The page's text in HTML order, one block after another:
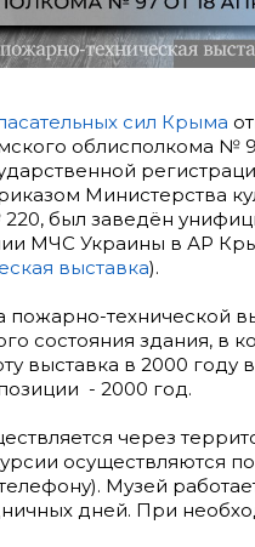
сил Крыма
облисполкома №
Министерства
был заведён
МЧС Украины в АР
выставка).
пожарно-технической
состояния здания, в
выставка в 2000
- 2000 год.
через
осуществляются
Музей
дней. При